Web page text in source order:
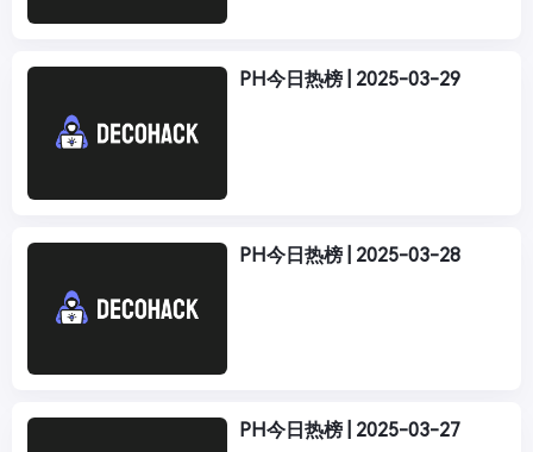
PH今日热榜 | 2025-03-29
PH今日热榜 | 2025-03-28
PH今日热榜 | 2025-03-27